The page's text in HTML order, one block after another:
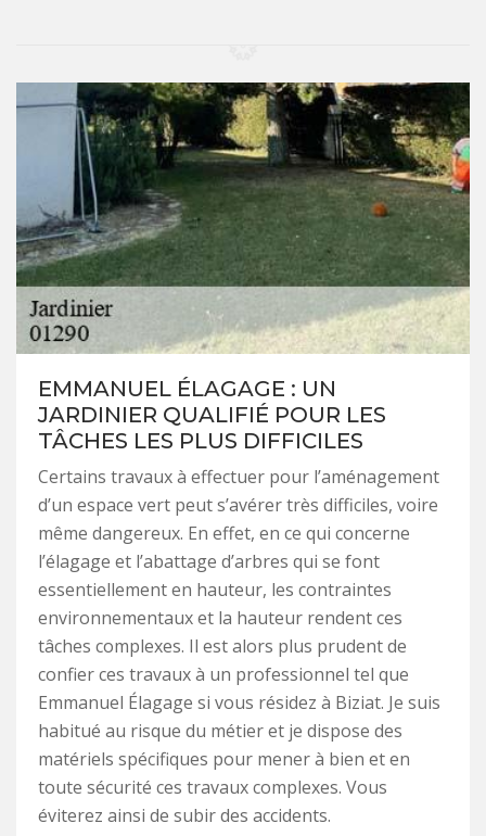
EMMANUEL ÉLAGAGE : UN
JARDINIER QUALIFIÉ POUR LES
TÂCHES LES PLUS DIFFICILES
Certains travaux à effectuer pour l’aménagement
d’un espace vert peut s’avérer très difficiles, voire
même dangereux. En effet, en ce qui concerne
l’élagage et l’abattage d’arbres qui se font
essentiellement en hauteur, les contraintes
environnementaux et la hauteur rendent ces
tâches complexes. Il est alors plus prudent de
confier ces travaux à un professionnel tel que
Emmanuel Élagage si vous résidez à Biziat. Je suis
habitué au risque du métier et je dispose des
matériels spécifiques pour mener à bien et en
toute sécurité ces travaux complexes. Vous
éviterez ainsi de subir des accidents.